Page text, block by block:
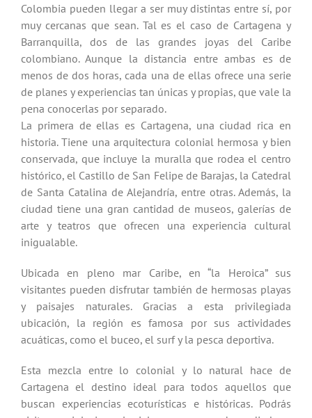
Colombia pueden llegar a ser muy distintas entre sí, por
muy cercanas que sean. Tal es el caso de Cartagena y
Barranquilla, dos de las grandes joyas del Caribe
colombiano. Aunque la distancia entre ambas es de
menos de dos horas, cada una de ellas ofrece una serie
de planes y experiencias tan únicas y propias, que vale la
pena conocerlas por separado.
La primera de ellas es Cartagena, una ciudad rica en
historia. Tiene una arquitectura colonial hermosa y bien
conservada, que incluye la muralla que rodea el centro
histórico, el Castillo de San Felipe de Barajas, la Catedral
de Santa Catalina de Alejandría, entre otras. Además, la
ciudad tiene una gran cantidad de museos, galerías de
arte y teatros que ofrecen una experiencia cultural
inigualable.
Ubicada en pleno mar Caribe, en “la Heroica” sus
visitantes pueden disfrutar también de hermosas playas
y paisajes naturales. Gracias a esta privilegiada
ubicación, la región es famosa por sus actividades
acuáticas, como el buceo, el surf y la pesca deportiva.
Esta mezcla entre lo colonial y lo natural hace de
Cartagena el destino ideal para todos aquellos que
buscan experiencias ecoturísticas e históricas. Podrás